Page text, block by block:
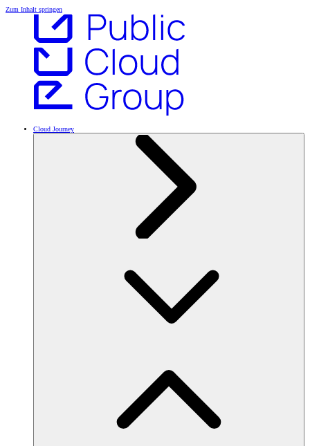
Zum Inhalt springen
Cloud Journey